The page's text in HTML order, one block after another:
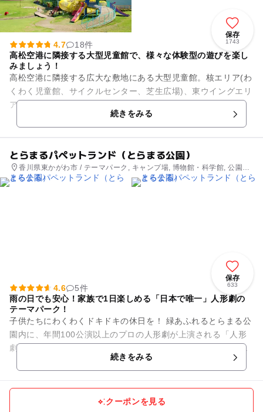
保存
1743
4.7
18件
高松空港に隣接する大型児童館で、様々な体験型の遊びを楽し
みましょう！
高松空港に隣接する広大な敷地にある大型児童館。核エリア(わ
くわく児童館、サイクルセンター、芝生広場)、東ウイングエリ
ア、西ウイングエリアの3つのエリアで構成されていて、多様
な体験型の遊びが楽しめ...続きをみる
とらまるパペットランド（とらまる公園）
香川県東かがわ市 / テーマパーク, キャンプ場, 博物館・科学館, 公園・
総合公園
保存
633
4.6
5件
雨の日でも安心！家族で1日楽しめる「日本で唯一」人形劇の
テーマパーク！
子供たちにわくわくドキドキの休日を！ 緑あふれるとらまる公
園内に、年間100公演以上のプロの人形劇が上演される「人形
劇場とらまる座」や、実際に人形を見て触れて演じて作る経験
続きをみる
クーポンを見る